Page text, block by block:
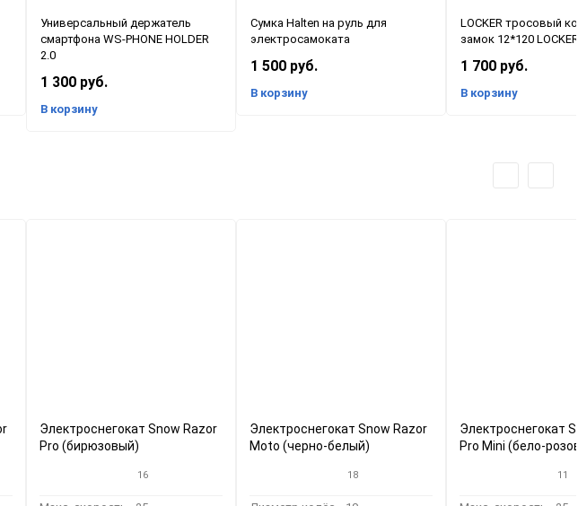
Универсальный держатель
смартфона WS-PHONE HOLDER
2.0
1 300 руб.
В корзину
Сумка Halten на руль для
электросамоката
1 500 руб.
В корзину
LOCKER тросовый
замок 12*120
1 700 руб.
В корзину
Электроснегокат Snow Razor
Pro (бирюзовый)
16
Электроснегокат Snow Razor
Moto (черно-белый)
18
Электроснегокат
Pro Mini (бело-
11